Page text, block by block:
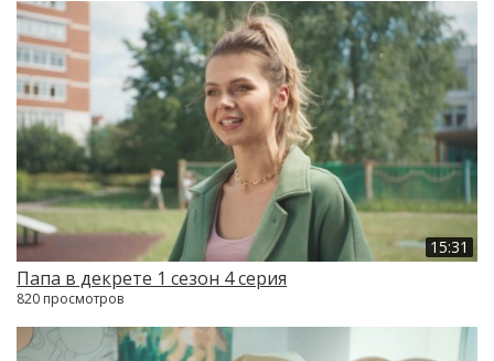
15:31
Папа в декрете 1 сезон 4 серия
820 просмотров